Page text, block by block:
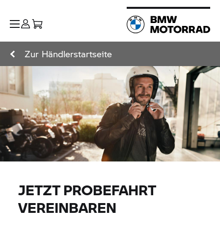
Zur Händlerstartseite
JETZT PROBEFAHRT
VEREINBAREN